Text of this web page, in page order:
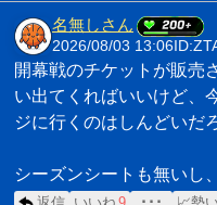
名無しさん
2026/08/03 13:06
開幕戦のチケットが販売
い出てくればいいけど、
ジに行くのはしんどいだ
シーズンシートも無いし